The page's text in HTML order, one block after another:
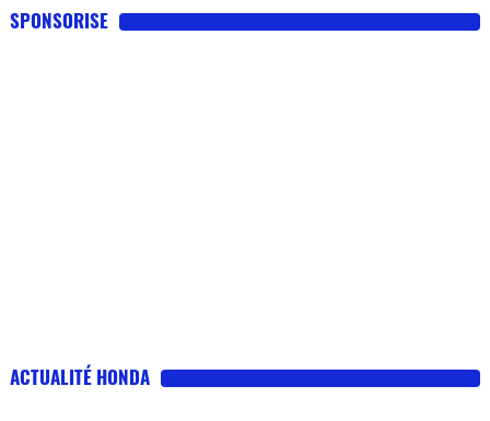
SPONSORISE
ACTUALITÉ HONDA